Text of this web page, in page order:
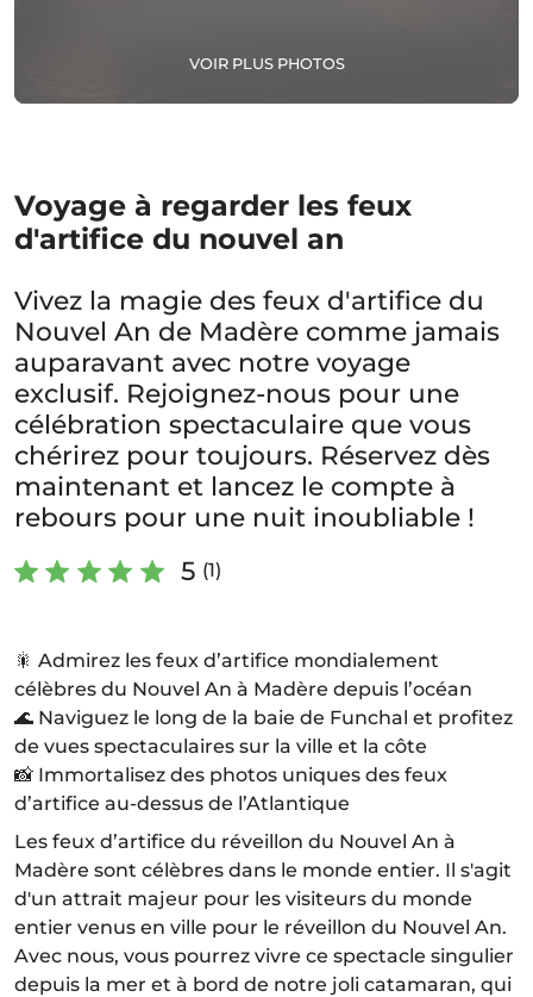
VOIR PLUS PHOTOS
Voyage à regarder les feux
d'artifice du nouvel an
Vivez la magie des feux d'artifice du
Nouvel An de Madère comme jamais
auparavant avec notre voyage
exclusif. Rejoignez-nous pour une
célébration spectaculaire que vous
chérirez pour toujours. Réservez dès
maintenant et lancez le compte à
rebours pour une nuit inoubliable !
5 (1)
🎇 Admirez les feux d’artifice mondialement
célèbres du Nouvel An à Madère depuis l’océan
🌊 Naviguez le long de la baie de Funchal et profitez
de vues spectaculaires sur la ville et la côte
📸 Immortalisez des photos uniques des feux
d’artifice au-dessus de l’Atlantique
Les feux d’artifice du réveillon du Nouvel An à
Madère sont célèbres dans le monde entier. Il s'agit
d'un attrait majeur pour les visiteurs du monde
entier venus en ville pour le réveillon du Nouvel An.
Avec nous, vous pourrez vivre ce spectacle singulier
depuis la mer et à bord de notre joli catamaran, qui